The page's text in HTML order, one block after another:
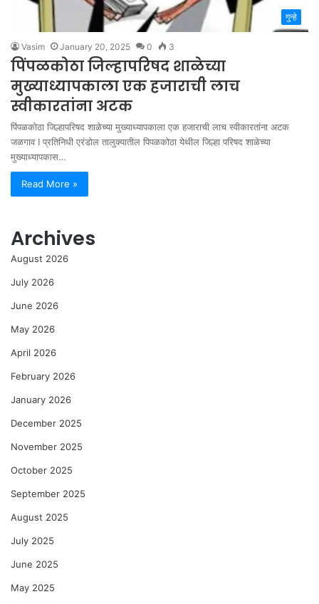
गुन्हे
Vasim January 20, 2025 0 3
पिंपळकोठा जिल्हापरिषद शाळेच्या
मुख्याध्यापकाला एक हजाराची लाच
स्वीकारतांना अटक
पिंपळकोठा जिल्हापरिषद शाळेच्या मुख्याध्यापकाला एक हजाराची लाच स्वीकारतांना अटक
जळगाव I प्रतिनिधी एरंडोल तालुक्यातील पिपळकोठा येथील जिल्हा परिषद शाळेच्या
मुख्याध्यापकास…
Read More »
Archives
August 2026
July 2026
June 2026
May 2026
April 2026
February 2026
January 2026
December 2025
November 2025
October 2025
September 2025
August 2025
July 2025
June 2025
May 2025